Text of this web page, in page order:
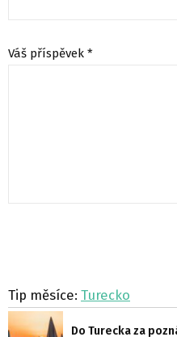
Váš příspěvek *
Tip měsíce: Turecko
Do Turecka za